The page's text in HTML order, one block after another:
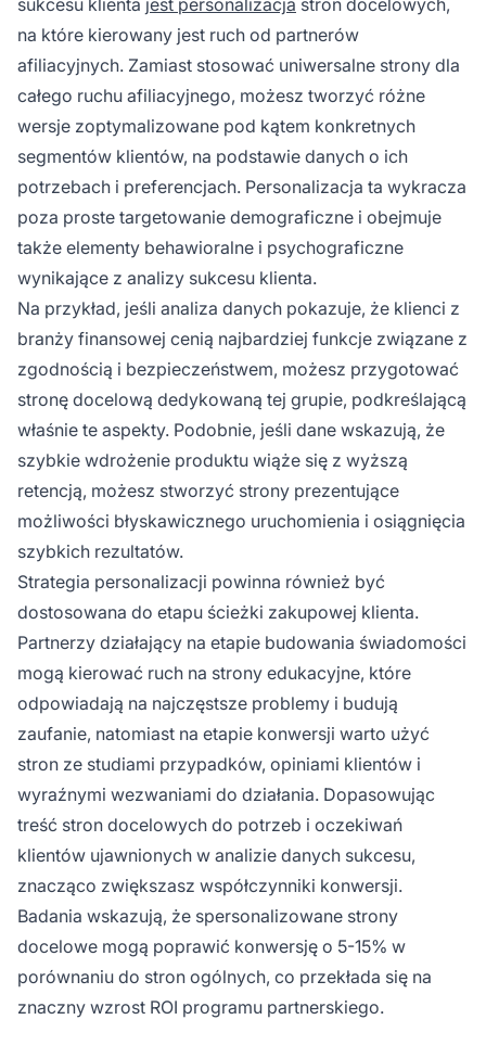
na które kierowany jest ruch od partnerów
afiliacyjnych. Zamiast stosować uniwersalne strony dla
całego ruchu afiliacyjnego, możesz tworzyć różne
wersje zoptymalizowane pod kątem konkretnych
segmentów klientów, na podstawie danych o ich
potrzebach i preferencjach. Personalizacja ta wykracza
poza proste targetowanie demograficzne i obejmuje
także elementy behawioralne i psychograficzne
wynikające z analizy sukcesu klienta.
Na przykład, jeśli analiza danych pokazuje, że klienci z
branży finansowej cenią najbardziej funkcje związane z
zgodnością i bezpieczeństwem, możesz przygotować
stronę docelową dedykowaną tej grupie, podkreślającą
właśnie te aspekty. Podobnie, jeśli dane wskazują, że
szybkie wdrożenie produktu wiąże się z wyższą
retencją, możesz stworzyć strony prezentujące
możliwości błyskawicznego uruchomienia i osiągnięcia
szybkich rezultatów.
Strategia personalizacji powinna również być
dostosowana do etapu ścieżki zakupowej klienta.
Partnerzy działający na etapie budowania świadomości
mogą kierować ruch na strony edukacyjne, które
odpowiadają na najczęstsze problemy i budują
zaufanie, natomiast na etapie konwersji warto użyć
stron ze studiami przypadków, opiniami klientów i
wyraźnymi wezwaniami do działania. Dopasowując
treść stron docelowych do potrzeb i oczekiwań
klientów ujawnionych w analizie danych sukcesu,
znacząco zwiększasz współczynniki konwersji.
Badania wskazują, że spersonalizowane strony
docelowe mogą poprawić konwersję o 5-15% w
porównaniu do stron ogólnych, co przekłada się na
znaczny wzrost ROI programu partnerskiego.